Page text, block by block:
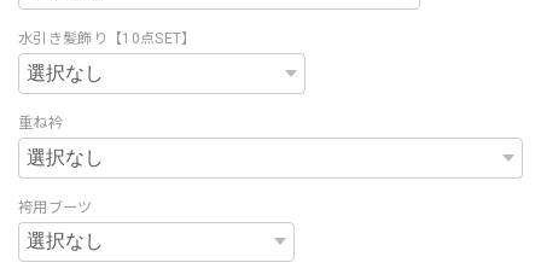
水引き髪飾り【10点SET】
重ね衿
袴用ブーツ